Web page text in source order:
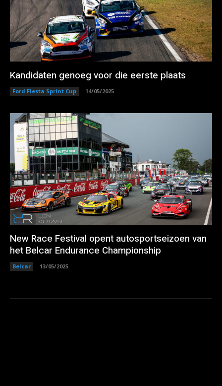
Kandidaten genoeg voor die eerste plaats
Ford Fiesta Sprint Cup 14/05/2025
New Race Festival opent autosportseizoen van
het Belcar Endurance Championship
Belcar 13/05/2025